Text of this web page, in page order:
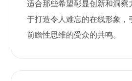
适合那些希望彰显创新和洞察
于打造令人难忘的在线形象，
前瞻性思维的受众的共鸣。